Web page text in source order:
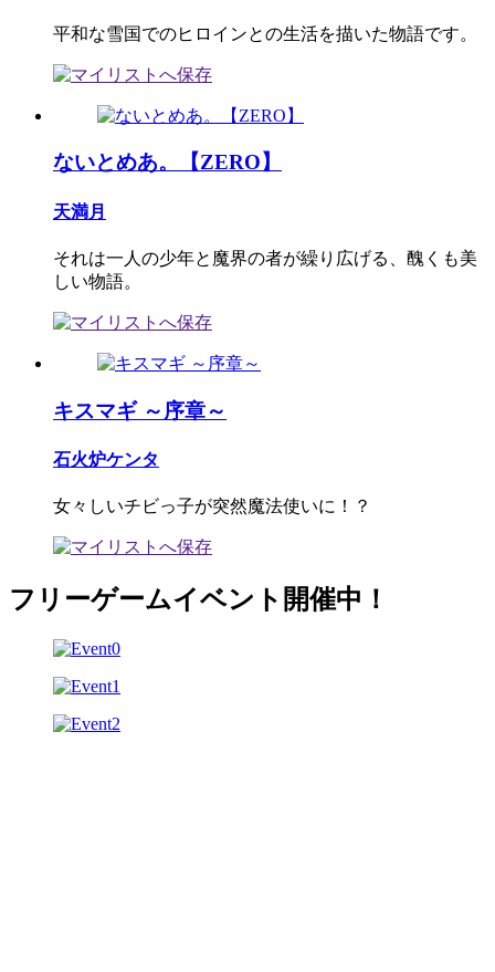
平和な雪国でのヒロインとの生活を描いた物語です。
ないとめあ。【ZERO】
天満月
それは一人の少年と魔界の者が繰り広げる、醜くも美
しい物語。
キスマギ ～序章～
石火炉ケンタ
女々しいチビっ子が突然魔法使いに！？
フリーゲームイベント開催中！